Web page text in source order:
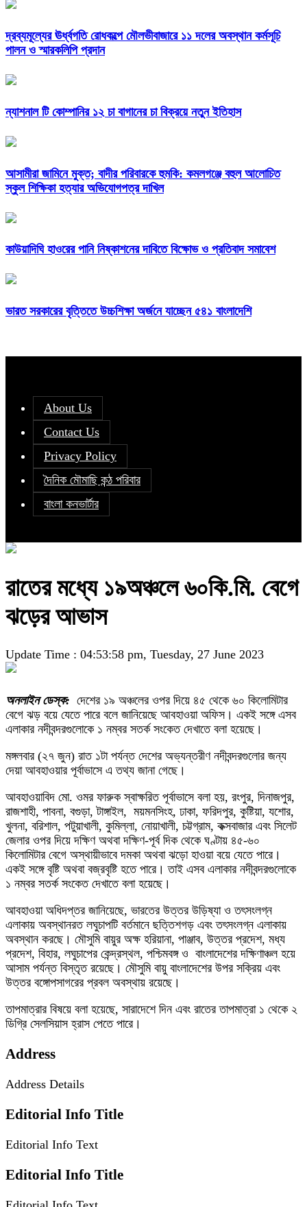
দ্রব্যমূল্যের ঊর্ধ্বগতি রোধকল্পে মৌলভীবাজারে ১১ দলের অবস্থান কর্মসূচি
পালন ও স্মারকলিপি প্রদান
ন্যাশনাল টি কোম্পানির ১২ চা বাগানের চা বিক্রয়ে নতুন ইতিহাস
আসামীরা জামিনে মুক্ত; বাদীর পরিবারকে হুমকি: কমলগঞ্জে বহুল আলোচিত
স্কুল শিক্ষিকা হত্যার অভিযোগপত্র দাখিল
কাউয়াদিঘি হাওরের পানি নিষ্কাশনের দাবিতে বিক্ষোভ ও প্রতিবাদ সমাবেশ
ভারত সরকারের বৃত্তিতে উচ্চশিক্ষা অর্জনে যাচ্ছেন ৫৪১ বাংলাদেশি
About Us
Contact Us
Privacy Policy
দৈনিক মৌমাছি কন্ঠ পরিবার
বাংলা কনভার্টার
রাতের মধ্যে ১৯অঞ্চলে ৬০কি.মি. বেগে
ঝড়ের আভাস
Update Time : 04:53:58 pm, Tuesday, 27 June 2023
অনলাইন ডেস্ক: দেশের ১৯ অঞ্চলের ওপর দিয়ে ৪৫ থেকে ৬০ কিলোমিটার
বেগে ঝড় বয়ে যেতে পারে বলে জানিয়েছে আবহাওয়া অফিস। একই সঙ্গে এসব
এলাকার নদীবন্দরগুলোকে ১ নম্বর সতর্ক সংকেত দেখাতে বলা হয়েছে।
মঙ্গলবার (২৭ জুন) রাত ১টা পর্যন্ত দেশের অভ্যন্তরীণ নদীবন্দরগুলোর জন্য
দেয়া আবহাওয়ার পূর্বাভাসে এ তথ্য জানা গেছে।
আবহাওয়াবিদ মো. ওমর ফারুক স্বাক্ষরিত পূর্বাভাসে বলা হয়, রংপুর, দিনাজপুর,
রাজশাহী, পাবনা, বগুড়া, টাঙ্গাইল, ময়মনসিংহ, ঢাকা, ফরিদপুর, কুষ্টিয়া, যশোর,
খুলনা, বরিশাল, পটুয়াখালী, কুমিল্লা, নোয়াখালী, চট্টগ্রাম, কক্সবাজার এবং সিলেট
জেলার ওপর দিয়ে দক্ষিণ অথবা দক্ষিণ-পূর্ব দিক থেকে ঘণ্টায় ৪৫-৬০
কিলোমিটার বেগে অস্থায়ীভাবে দমকা অথবা ঝড়ো হাওয়া বয়ে যেতে পারে।
একই সঙ্গে বৃষ্টি অথবা বজ্রবৃষ্টি হতে পারে। তাই এসব এলাকার নদীবন্দরগুলোকে
১ নম্বর সতর্ক সংকেত দেখাতে বলা হয়েছে।
আবহাওয়া অধিদপ্তর জানিয়েছে, ভারতের উত্তর উড়িষ্যা ও তৎসংলগ্ন
এলাকায় অবস্থানরত লঘুচাপটি বর্তমানে ছত্তিশগড় এবং তৎসংলগ্ন এলাকায়
অবস্থান করছে। মৌসুমি বায়ুর অক্ষ হরিয়ানা, পাঞ্জাব, উত্তর প্রদেশ, মধ্য
প্রদেশ, বিহার, লঘুচাপের কেন্দ্রস্থল, পশ্চিমবঙ্গ ও বাংলাদেশের দক্ষিণাঞ্চল হয়ে
আসাম পর্যন্ত বিস্তৃত রয়েছে। মৌসুমি বায়ু বাংলাদেশের উপর সক্রিয় এবং
উত্তর বঙ্গোপসাগরের প্রবল অবস্থায় রয়েছে।
তাপমাত্রার বিষয়ে বলা হয়েছে, সারাদেশে দিন এবং রাতের তাপমাত্রা ১ থেকে ২
ডিগ্রি সেলসিয়াস হ্রাস পেতে পারে।
Address
Address Details
Editorial Info Title
Editorial Info Text
Editorial Info Title